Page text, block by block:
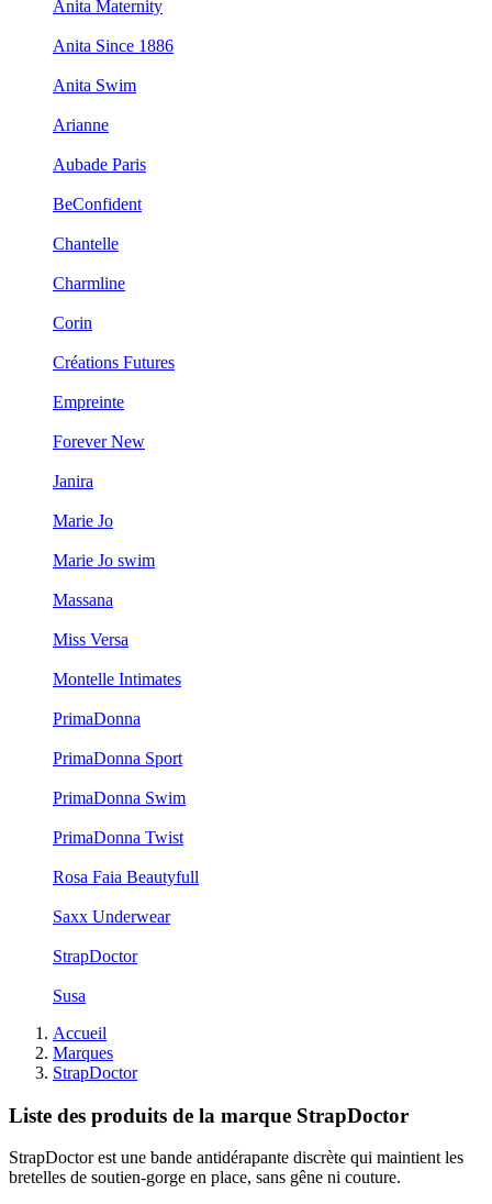
Anita Maternity
Anita Since 1886
Anita Swim
Arianne
Aubade Paris
BeConfident
Chantelle
Charmline
Corin
Créations Futures
Empreinte
Forever New
Janira
Marie Jo
Marie Jo swim
Massana
Miss Versa
Montelle Intimates
PrimaDonna
PrimaDonna Sport
PrimaDonna Swim
PrimaDonna Twist
Rosa Faia Beautyfull
Saxx Underwear
StrapDoctor
Susa
Accueil
Marques
StrapDoctor
Liste des produits de la marque StrapDoctor
StrapDoctor est une bande antidérapante discrète qui maintient les
bretelles de soutien-gorge en place, sans gêne ni couture.